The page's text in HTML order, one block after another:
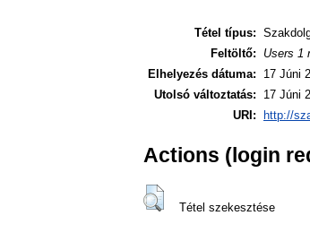
Tétel típus:
Feltöltő:
Users 1
Elhelyezés dátuma:
17 Júni
Utolsó változtatás:
17 Júni
URI:
http://
Actions (login
Tétel szekesztése